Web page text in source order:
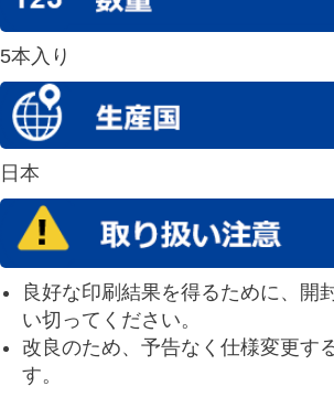
5本入り
日本
良好な印刷結果を得るために、開
い切ってください。
改良のため、予告なく仕様変更す
す。